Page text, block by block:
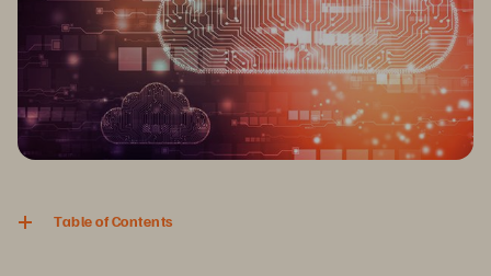
Table of Contents